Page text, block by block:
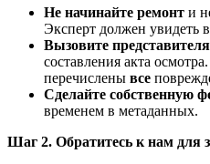
Не начинайте ремонт и
Эксперт должен увидеть
Вызовите
составления акта
перечислены все
Сделайте собственную
временем в метаданных.
Шаг 2. Обратитесь к нам для